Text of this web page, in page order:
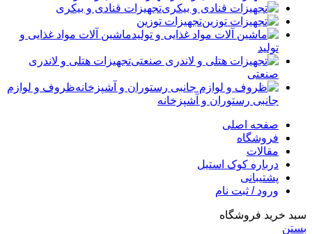
تجهیزات قنادی و بیکری
تجهیزات توزین
ماشین آلات مواد غذایی و
تولید
تجهیزات هتلی و لاندری
صنعتی
ظروف و لوازم
جانبی رستوران و آشپزخانه
صفحه اصلی
فروشگاه
مقالات
درباره کوک استیل
پشتیبانی
ورود / ثبت نام
سبد خرید فروشگاه
بستن